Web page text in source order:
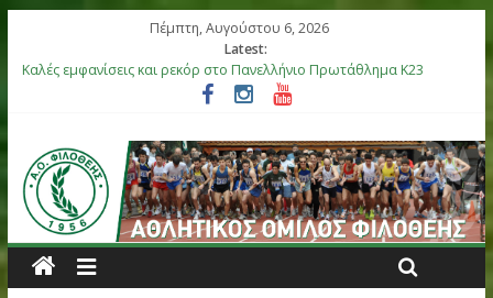
Πέμπτη, Αυγούστου 6, 2026
Latest:
Καλές εμφανίσεις και ρεκόρ στο Πανελλήνιο Πρωτάθλημα Κ23
Αργυρό μετάλλιο η Στεφανίδη, καλές εμφανίσεις στο
Επιτυχίες για τους αθλητές μας στο Πανελλήνιο Πρωτάθλημα
στη Θήβα
Μετάλλια για τα παιδιά του ΑΟ Φιλοθέης στη διεθνή
Ελλάς-Κύπρος
Έξι αθλητές του ΑΟ Φιλοθέης στην αποστολή της Εθνικής
Κ18